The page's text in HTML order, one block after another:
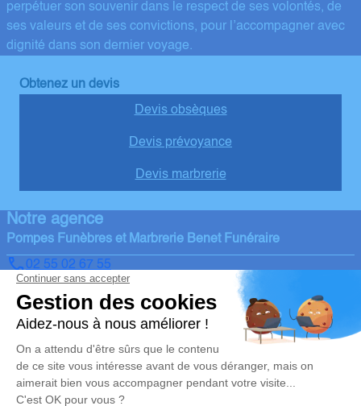
perpétuer son souvenir dans le respect de ses volontés, de
ses valeurs et de ses convictions, pour l’accompagner avec
dignité dans son dernier voyage.
Obtenez un devis
Devis obsèques
Devis prévoyance
Devis marbrerie
Notre agence
Pompes Funèbres et Marbrerie Benet Funéraire
02 55 02 67 55
benet@pompes-funebres-naulleau.fr
7, Route de Niort, Richebonne – 85490 – Benet
4.9/5 – 65 avis
Nos Services
Organiser des obsèques
Monuments funéraires
Liens utiles
Avis de décès
Demande de rendez-vous en